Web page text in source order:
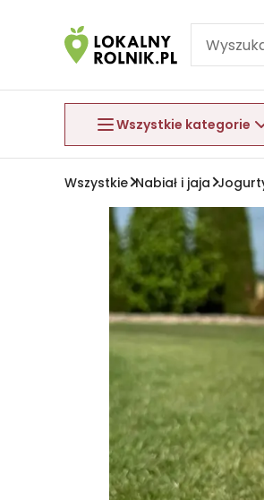
Wszystkie kategorie
Aby wyjść z menu, naciśnij
Wszystkie Nabiał i jaja